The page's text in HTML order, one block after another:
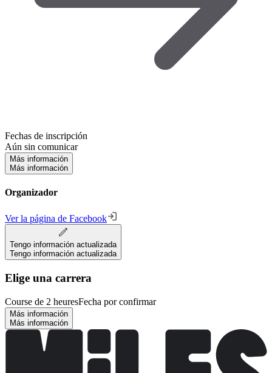
Fechas de inscripción
Aún sin comunicar
Más información
Más información
Organizador
Ver la página de Facebook
Tengo información actualizada
Tengo información actualizada
Elige una carrera
Course de 2 heuresFecha por confirmar
Más información
Más información